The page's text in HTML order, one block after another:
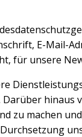
E-Mail-
für unsere
zu machen